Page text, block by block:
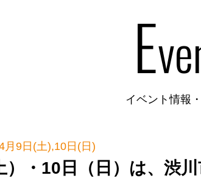
E
イベント情報
9日(土),10日(日)
）・10日（日）は、渋